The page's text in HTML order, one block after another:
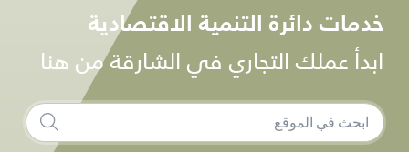
خدمات دائرة التنمية الاقتصادية
ابدأ عملك التجاري في الشارقة من هنا